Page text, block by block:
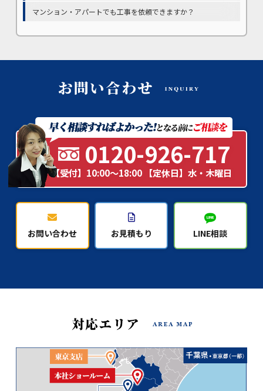
マンション・アパートでも工事を依頼できますか？
0120-926-717
【受付】10:00～18:00 【定休日】水・木曜日
お問い合わせ お見積もり LINE相談